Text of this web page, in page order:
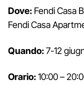
Dove: Fendi Casa
Fendi Casa
Quando:7-12
Orario:10:00 –